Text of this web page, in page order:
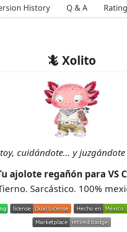
History Q & A
🦎 Xolito
cuidándote... y
ajolote regañón para VS
Sarcástico. 100%